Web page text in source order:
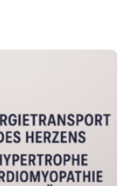
Studie,
Mini-Tumore
–
können, um
am besten
das künftig
Therapie
zu den